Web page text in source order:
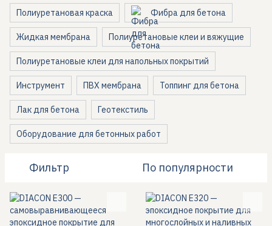
Полиуретановая краска Фибра для бетона
Жидкая мембрана Полиуретановые клеи и вяжущие
Полиуретановые клеи для напольных покрытий
Инструмент ПВХ мембрана Топпинг для бетона
Лак для бетона Геотекстиль
Оборудование для бетонных работ
Фильтр По популярности